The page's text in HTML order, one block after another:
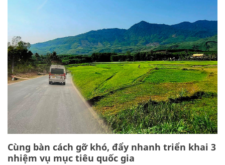
Cùng bàn cách gỡ khó, đẩy nhanh triển khai 3
nhiệm vụ mục tiêu quốc gia